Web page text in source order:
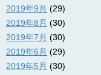
2019年9月 (29)
2019年8月 (30)
2019年7月 (30)
2019年6月 (29)
2019年5月 (30)